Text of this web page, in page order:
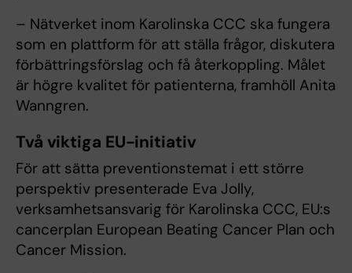
– Nätverket inom Karolinska CCC ska fungera
som en plattform för att ställa frågor, diskutera
förbättringsförslag och få återkoppling. Målet
är högre kvalitet för patienterna, framhöll Anita
Wanngren.
Två viktiga EU-initiativ
För att sätta preventionstemat i ett större
perspektiv presenterade Eva Jolly,
verksamhetsansvarig för Karolinska CCC, EU:s
cancerplan European Beating Cancer Plan och
Cancer Mission.